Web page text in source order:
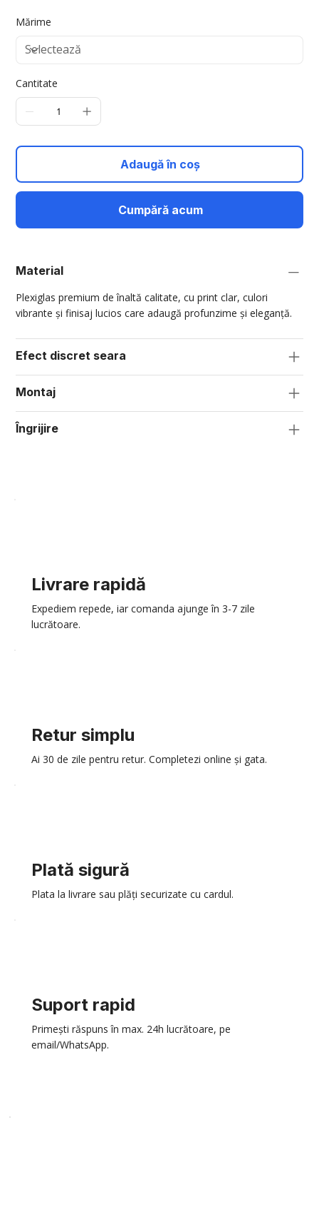
Mărime
Cantitate
Adaugă în coș
Cumpără acum
Material
Plexiglas premium de înaltă calitate, cu print clar, culori
vibrante și finisaj lucios care adaugă profunzime și eleganță.
Efect discret seara
Montaj
Îngrijire
Livrare rapidă
Expediem repede, iar comanda ajunge în 3-7 zile
lucrătoare.
Retur simplu
Ai 30 de zile pentru retur. Completezi online și gata.
Plată sigură
Plata la livrare sau plăți securizate cu cardul.
Suport rapid
Primești răspuns în max. 24h lucrătoare, pe
email/WhatsApp.